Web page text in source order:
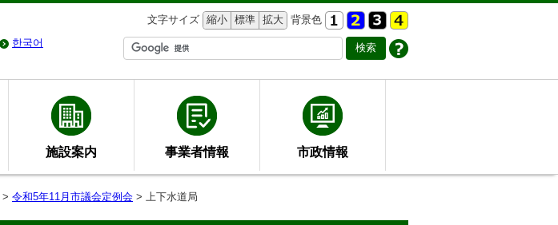
文字サイズ 縮小 標準 拡大 背景色
한국어
施設案内 事業者情報 市政情報
> 令和5年11月市議会定例会 > 上下水道局